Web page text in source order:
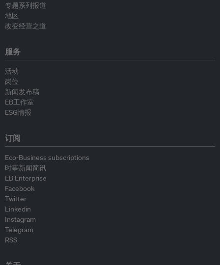
专题系列报道
地区
改变经营之道
服务
活动
岗位
新闻发布稿
EB工作室
ESG情报
订阅
Eco-Business subscriptions
时事新闻简讯
EB Enterprise
Facebook
Twitter
Linkedin
Instagram
Telegram
RSS